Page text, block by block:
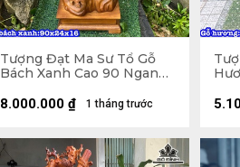
Tượng Đạt Ma Sư Tổ Gỗ
Bách Xanh Cao 90 Ngang
1 tháng trước
8.000.000 ₫